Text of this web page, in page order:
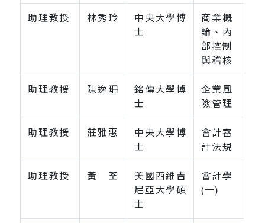
助理教授 林秀玲
中央大學博
士
商業概
論、內
部控制
與稽核
助理教授 陳逸珊
銘傳大學博
士
企業風
險管理
助理教授 莊雅惠
中央大學博
士
會計審
計法規
助理教授 黃 荃
美國西維吉
尼亞大學碩
士
會計學
(一)